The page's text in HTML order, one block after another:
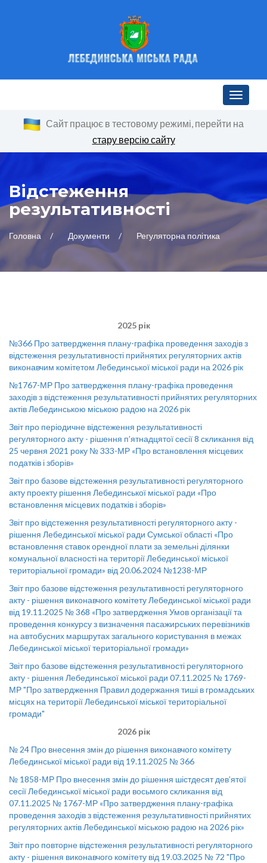
Toggle
Сайт працює в тестовому режимі, перейти на
стару версію сайту
Відстеження
результативності
Головна Документи Регуляторна політика
2025 рік
№366 Про затвердження плану-графіка проведення заходів з
відстеження результативності прийнятих регуляторних актів
виконавчим комітетом Лебединської міської ради на 2026 рік
№1767-МР Про затвердження плану-графіка проведення
заходів з відстеження результативності прийнятих регуляторних
актів Лебединською міською радою на 2026 рік
Звіт про періодичне відстеження результативності
регуляторного акту - рішення п’ятнадцятої сесії 8 скликання від
25 червня 2021 року № 333-МР «Про встановлення місцевих
податків і зборів»
Звіт про базове відстеження результативності регуляторного
акту проекту рішення Лебединської міської ради «Про
встановлення місцевих податків і зборів»
Звіт про відстеження результативності регуляторного акту -
рішення Лебединської міської ради Сумської області «Про
встановлення ставок орендної плати за земельні ділянки
комунальної власності на території Лебединської міської
територіальної громади» від 20.06.2024 №1238-МР
Звіт про базове відстеження результативності регуляторного
акту - рішення виконавчого комітету Лебединської міської ради
від 19.11.2025 № 368 «Про затвердження Умов організації та
проведення конкурсу з визначення пасажирських перевізників
на автобусних маршрутах загального користування в межах
Лебединської міської територіальної громади»
Звіт про базове відстеження результативності регуляторного
акту - рішення Лебединської міської ради 07.11.2025 № 1769-
МР "Про затвердження Правил додержання тиші в громадських
місцях на території Лебединської міської територіальної
громади"
2026 рік
№ 24 Про внесення змін до рішення виконавчого комітету
Лебединської міської ради від 19.11.2025 № 366
№ 1858-МР Про внесення змін до рішення шістдесят дев’ятої
сесії Лебединської міської ради восьмого скликання від
07.11.2025 № 1767-МР «Про затвердження плану-графіка
проведення заходів з відстеження результативності прийнятих
регуляторних актів Лебединської міською радою на 2026 рік»
Звіт про повторне відстеження результативності регуляторного
акту - рішення виконавчого комітету від 19.03.2025 № 72 "Про